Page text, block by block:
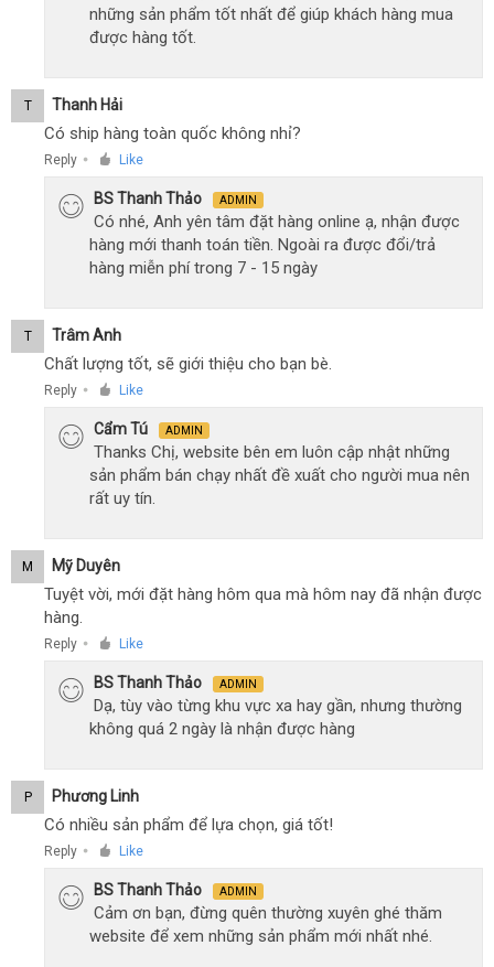
những sản phẩm tốt nhất để giúp khách hàng mua
được hàng tốt.
T Thanh Hải
Có ship hàng toàn quốc không nhỉ?
Reply ● Like
BS Thanh Thảo ADMIN
Có nhé, Anh yên tâm đặt hàng online ạ, nhận được
hàng mới thanh toán tiền. Ngoài ra được đổi/trả
hàng miễn phí trong 7 - 15 ngày
T Trâm Anh
Chất lượng tốt, sẽ giới thiệu cho bạn bè.
Reply ● Like
Cẩm Tú ADMIN
Thanks Chị, website bên em luôn cập nhật những
sản phẩm bán chạy nhất đề xuất cho người mua nên
rất uy tín.
M Mỹ Duyên
Tuyệt vời, mới đặt hàng hôm qua mà hôm nay đã nhận được
hàng.
Reply ● Like
BS Thanh Thảo ADMIN
Dạ, tùy vào từng khu vực xa hay gần, nhưng thường
không quá 2 ngày là nhận được hàng
P Phương Linh
Có nhiều sản phẩm để lựa chọn, giá tốt!
Reply ● Like
BS Thanh Thảo ADMIN
Cảm ơn bạn, đừng quên thường xuyên ghé thăm
website để xem những sản phẩm mới nhất nhé.